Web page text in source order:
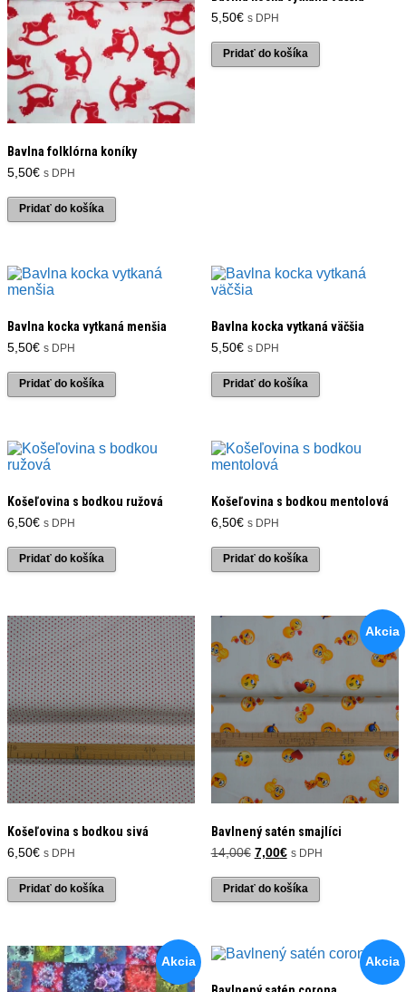
Bavlna folklórna koníky
5,50€ s DPH
Pridať do košíka
5,50€ s DPH
Pridať do košíka
Bavlna kocka vytkaná menšia
5,50€ s DPH
Pridať do košíka
Bavlna kocka vytkaná väčšia
5,50€ s DPH
Pridať do košíka
Košeľovina s bodkou ružová
6,50€ s DPH
Pridať do košíka
Košeľovina s bodkou mentolová
6,50€ s DPH
Pridať do košíka
Košeľovina s bodkou sivá
6,50€ s DPH
Pridať do košíka
Akcia
Bavlnený satén smajlíci
14,00€ Pôvodná
bola:
14,00€.
7,00€Aktuálna
je:
7,00€.
s DPH
Pridať do košíka
Akcia Akcia